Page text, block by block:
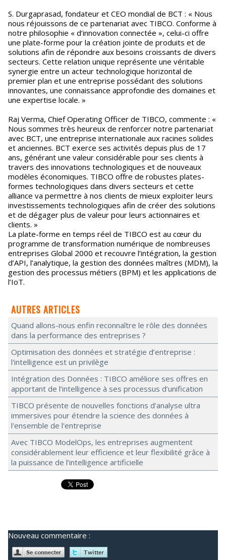
S. Durgaprasad, fondateur et CEO mondial de BCT : « Nous
nous réjouissons de ce partenariat avec TIBCO. Conforme à
notre philosophie « d’innovation connectée », celui-ci offre
une plate-forme pour la création jointe de produits et de
solutions afin de répondre aux besoins croissants de divers
secteurs. Cette relation unique représente une véritable
synergie entre un acteur technologique horizontal de
premier plan et une entreprise possédant des solutions
innovantes, une connaissance approfondie des domaines et
une expertise locale. »
Raj Verma, Chief Operating Officer de TIBCO, commente : «
Nous sommes très heureux de renforcer notre partenariat
avec BCT, une entreprise internationale aux racines solides
et anciennes. BCT exerce ses activités depuis plus de 17
ans, générant une valeur considérable pour ses clients à
travers des innovations technologiques et de nouveaux
modèles économiques. TIBCO offre de robustes plates-
formes technologiques dans divers secteurs et cette
alliance va permettre à nos clients de mieux exploiter leurs
investissements technologiques afin de créer des solutions
et de dégager plus de valeur pour leurs actionnaires et
clients. »
La plate-forme en temps réel de TIBCO est au cœur du
programme de transformation numérique de nombreuses
entreprises Global 2000 et recouvre l’intégration, la gestion
d’API, l’analytique, la gestion des données maîtres (MDM), la
gestion des processus métiers (BPM) et les applications de
l’IoT.
AUTRES ARTICLES
Quand allons-nous enfin reconnaître le rôle des données
dans la performance des entreprises ?
Optimisation des données et stratégie d’entreprise :
l'intelligence est un privilège
Intégration des Données : TIBCO améliore ses offres en
apportant de l’intelligence à ses processus d’unification
TIBCO présente de nouvelles fonctions d'analyse ultra
immersives pour étendre la science des données à
l'ensemble de l'entreprise
Avec TIBCO ModelOps, les entreprises augmentent
considérablement leur efficience et leur flexibilité grâce à
la puissance de l’intelligence artificielle
Nouveau commentaire :